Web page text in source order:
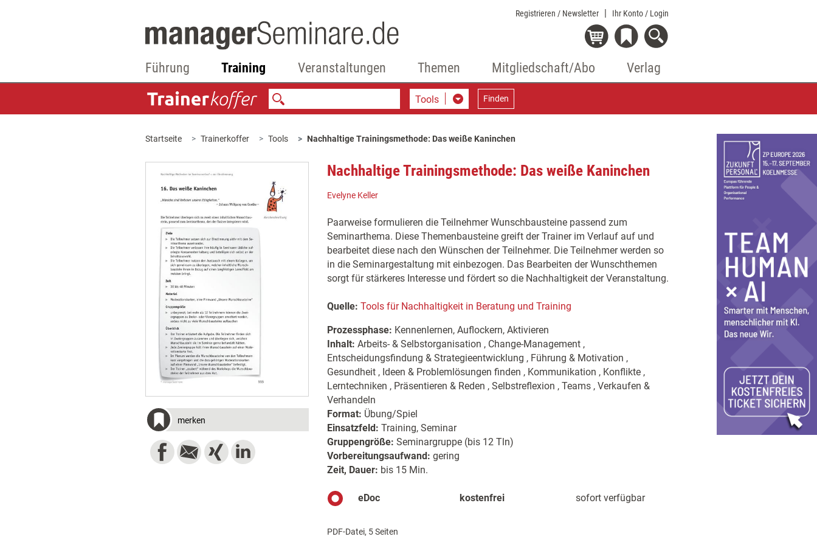
Registrieren / Newsletter Ihr Konto / Login
Führung Training Veranstaltungen Themen Mitgliedschaft/Abo Verlag
Tools Finden
Startseite Trainerkoffer Tools Nachhaltige Trainingsmethode: Das weiße Kaninchen
merken
Nachhaltige Trainingsmethode: Das weiße Kaninchen
Evelyne Keller
Paarweise formulieren die Teilnehmer Wunschbausteine passend zum
Seminarthema. Diese Themenbausteine greift der Trainer im Verlauf auf und
bearbeitet diese nach den Wünschen der Teilnehmer. Die Teilnehmer werden so
in die Seminargestaltung mit einbezogen. Das Bearbeiten der Wunschthemen
sorgt für stärkeres Interesse und fördert so die Nachhaltigkeit der Veranstaltung.
Quelle: Tools für Nachhaltigkeit in Beratung und Training
Prozessphase: Kennenlernen, Auflockern, Aktivieren
Inhalt: Arbeits- & Selbstorganisation , Change-Management ,
Entscheidungsfindung & Strategieentwicklung , Führung & Motivation ,
Gesundheit , Ideen & Problemlösungen finden , Kommunikation , Konflikte ,
Lerntechniken , Präsentieren & Reden , Selbstreflexion , Teams , Verkaufen &
Verhandeln
Format: Übung/Spiel
Einsatzfeld: Training, Seminar
Gruppengröße: Seminargruppe (bis 12 Tln)
Vorbereitungsaufwand: gering
Zeit, Dauer: bis 15 Min.
eDoc kostenfrei sofort verfügbar
PDF-Datei, 5 Seiten